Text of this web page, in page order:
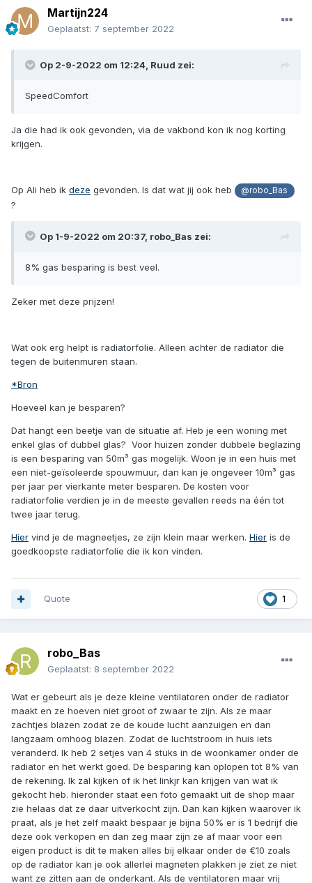
Martijn224
Geplaatst: 7 september 2022
Op 2-9-2022 om 12:24, Ruud zei:
SpeedComfort
Ja die had ik ook gevonden, via de vakbond kon ik nog korting
krijgen.
Op Ali heb ik deze gevonden. Is dat wat jij ook heb @robo_Bas
?
Op 1-9-2022 om 20:37, robo_Bas zei:
8% gas besparing is best veel.
Zeker met deze prijzen!
Wat ook erg helpt is radiatorfolie. Alleen achter de radiator die
tegen de buitenmuren staan.
*Bron
Hoeveel kan je besparen?
Dat hangt een beetje van de situatie af. Heb je een woning met
enkel glas of dubbel glas? Voor huizen zonder dubbele beglazing
is een besparing van 50m³ gas mogelijk. Woon je in een huis met
een niet-geïsoleerde spouwmuur, dan kan je ongeveer 10m³ gas
per jaar per vierkante meter besparen. De kosten voor
radiatorfolie verdien je in de meeste gevallen reeds na één tot
twee jaar terug.
Hier vind je de magneetjes, ze zijn klein maar werken. Hier is de
goedkoopste radiatorfolie die ik kon vinden.
1
Quote
robo_Bas
Geplaatst: 8 september 2022
Wat er gebeurt als je deze kleine ventilatoren onder de radiator
maakt en ze hoeven niet groot of zwaar te zijn. Als ze maar
zachtjes blazen zodat ze de koude lucht aanzuigen en dan
langzaam omhoog blazen. Zodat de luchtstroom in huis iets
veranderd. Ik heb 2 setjes van 4 stuks in de woonkamer onder de
radiator en het werkt goed. De besparing kan oplopen tot 8% van
de rekening. Ik zal kijken of ik het linkjr kan krijgen van wat ik
gekocht heb. hieronder staat een foto gemaakt uit de shop maar
zie helaas dat ze daar uitverkocht zijn. Dan kan kijken waarover ik
praat, als je het zelf maakt bespaar je bijna 50% er is 1 bedrijf die
deze ook verkopen en dan zeg maar zijn ze af maar voor een
eigen product is dit te maken alles bij elkaar onder de €10 zoals
op de radiator kan je ook allerlei magneten plakken je ziet ze niet
want ze zitten aan de onderkant. Als de ventilatoren maar vrij